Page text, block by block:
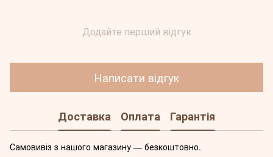
Додайте перший відгук
Написати відгук
Доставка Оплата Гарантія
Самовивіз з нашого магазину — безкоштовно.